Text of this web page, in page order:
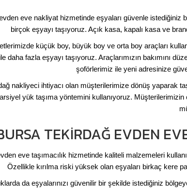
eve nakliyat hizmetinde eşyaları güvenle istediğiniz
birçok eşyayı taşıyoruz. Açık kasa, kapalı kasa ve
küçük boy, büyük boy ve orta boy araçları
daha fazla eşyayı taşıyoruz. Araçlarımızın bakımını
şoförlerimiz ile yeni adresinize
nakliyeci ihtiyacı olan müşterilerimize dönüş yaparak
yük taşıma yöntemini kullanıyoruz. Müşterilerimizin
TEKIRDAĞ EVDEN
eve taşımacılık hizmetinde kaliteli malzemeleri
Özellikle kırılma riski yüksek olan eşyaları birkaç kere
da eşyalarınızı güvenilir bir şekilde istediğiniz